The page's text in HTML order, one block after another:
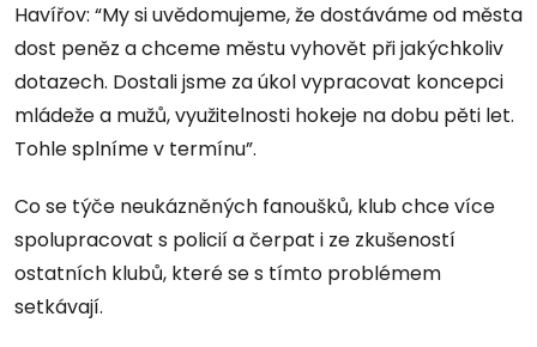
Havířov: “My si uvědomujeme, že dostáváme od města
dost peněz a chceme městu vyhovět při jakýchkoliv
dotazech. Dostali jsme za úkol vypracovat koncepci
mládeže a mužů, využitelnosti hokeje na dobu pěti let.
Tohle splníme v termínu”.
Co se týče neukázněných fanoušků, klub chce více
spolupracovat s policií a čerpat i ze zkušeností
ostatních klubů, které se s tímto problémem
setkávají.